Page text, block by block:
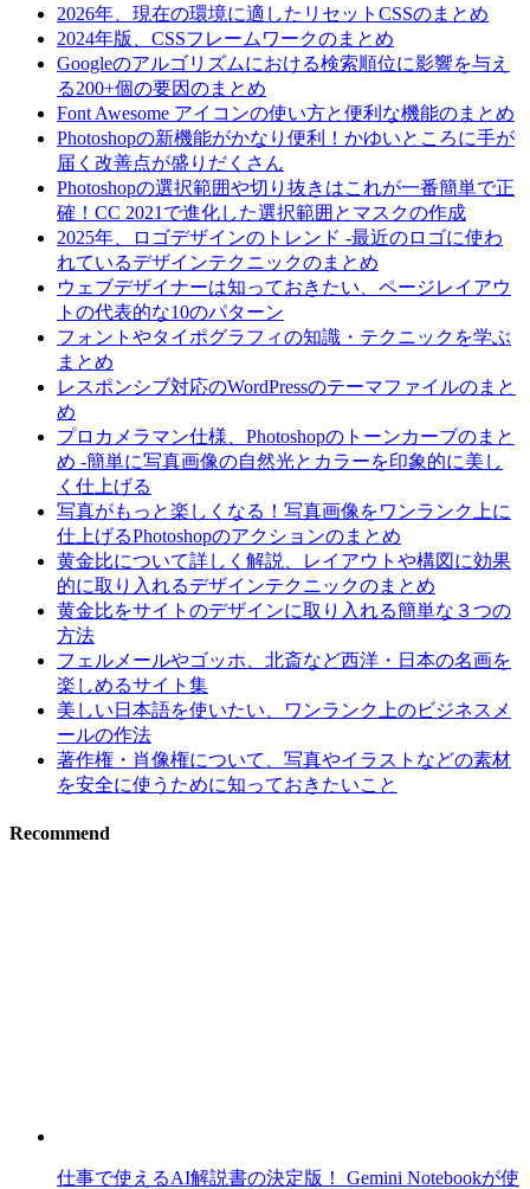
2026年、現在の環境に適したリセットCSSのまとめ
2024年版、CSSフレームワークのまとめ
Googleのアルゴリズムにおける検索順位に影響を与え
る200+個の要因のまとめ
Font Awesome アイコンの使い方と便利な機能のまとめ
Photoshopの新機能がかなり便利！かゆいところに手が
届く改善点が盛りだくさん
Photoshopの選択範囲や切り抜きはこれが一番簡単で正
確！CC 2021で進化した選択範囲とマスクの作成
2025年、ロゴデザインのトレンド -最近のロゴに使わ
れているデザインテクニックのまとめ
ウェブデザイナーは知っておきたい、ページレイアウ
トの代表的な10のパターン
フォントやタイポグラフィの知識・テクニックを学ぶ
まとめ
レスポンシブ対応のWordPressのテーマファイルのまと
め
プロカメラマン仕様、Photoshopのトーンカーブのまと
め -簡単に写真画像の自然光とカラーを印象的に美し
く仕上げる
写真がもっと楽しくなる！写真画像をワンランク上に
仕上げるPhotoshopのアクションのまとめ
黄金比について詳しく解説、レイアウトや構図に効果
的に取り入れるデザインテクニックのまとめ
黄金比をサイトのデザインに取り入れる簡単な３つの
方法
フェルメールやゴッホ、北斎など西洋・日本の名画を
楽しめるサイト集
美しい日本語を使いたい、ワンランク上のビジネスメ
ールの作法
著作権・肖像権について、写真やイラストなどの素材
を安全に使うために知っておきたいこと
Recommend
仕事で使えるAI解説書の決定版！ Gemini Notebookが使